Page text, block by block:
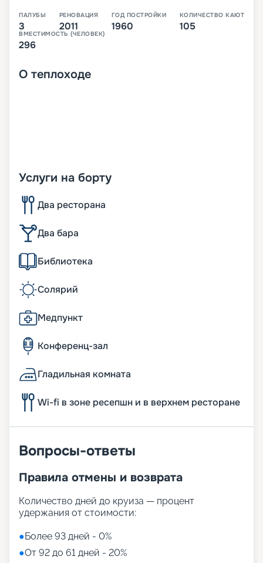
ПАЛУБЫ
3
РЕНОВАЦИЯ
2011
ГОД ПОСТРОЙКИ
1960
КОЛИЧЕСТВО КАЮТ
105
ВМЕСТИМОСТЬ (ЧЕЛОВЕК)
296
О теплоходе
Услуги на борту
Два ресторана
Два бара
Библиотека
Солярий
Медпункт
Конференц-зал
Гладильная комната
Wi-fi в зоне ресепшн и в верхнем ресторане
Вопросы-ответы
Правила отмены и возврата
Количество дней до круиза — процент
удержания от стоимости:
●Более 93 дней - 0%
●От 92 до 61 дней - 20%